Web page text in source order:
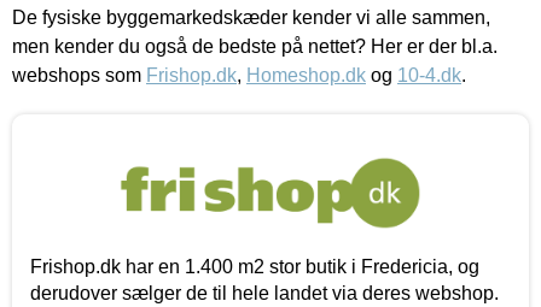
De fysiske byggemarkedskæder kender vi alle sammen,
men kender du også de bedste på nettet? Her er der bl.a.
webshops som Frishop.dk, Homeshop.dk og 10-4.dk.
Frishop.dk har en 1.400 m2 stor butik i Fredericia, og
derudover sælger de til hele landet via deres webshop.